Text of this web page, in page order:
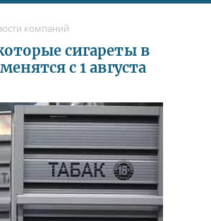
компаний
сигареты в
с 1 августа